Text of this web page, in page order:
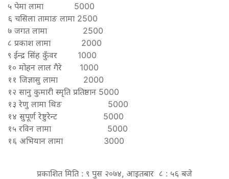
५ पेमा लामा 5000
६ चसिला तामाङ लामा 2500
७ जगत लामा 2500
८ प्रकाश लामा 2000
९ ईन्द्र सिंह कुँवर 1000
१० मोहन लाल गैरे 1000
११ जिज्ञासु लामा 2000
१२ सानु कुमारी स्मृति प्रतिष्ठान 5000
१३ रेणु लामा थिङ 5000
१४ सुपूर्ण रेष्टुरेन्ट 5000
१५ रविन लामा 5000
१६ अभियान लामा 3000
प्रकाशित मिति : ९ पुस २०७४, आइतबार ८ : ५६ बजे